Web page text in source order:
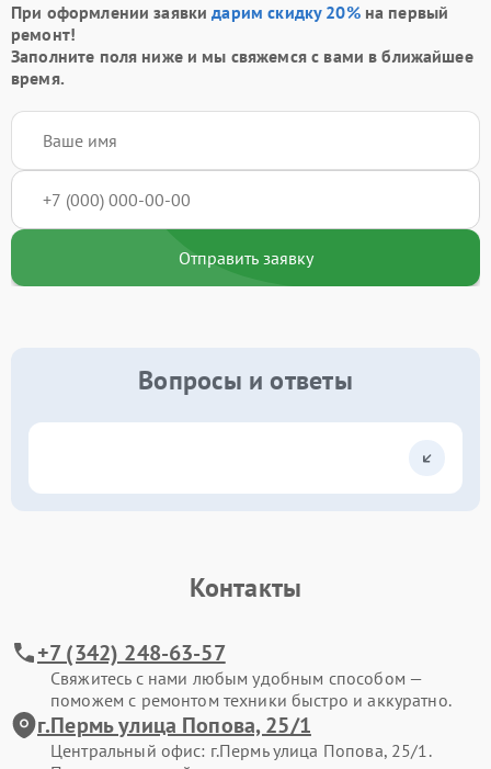
При оформлении заявкидарим скидку 20%на первый
ремонт!
Заполните поля ниже и мы свяжемся с вами в ближайшее
время.
Отправить заявку
Вопросы и ответы
Контакты
+7 (342) 248-63-57
Свяжитесь с нами любым удобным способом —
поможем с ремонтом техники быстро и аккуратно.
г.Пермь улица Попова, 25/1
Центральный офис: г.Пермь улица Попова, 25/1.